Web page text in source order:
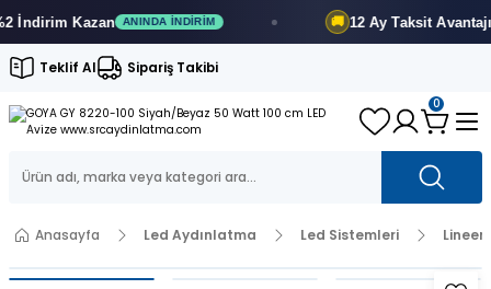
Kazan ANINDA İNDIRIM 12 Ay Taksit Avantajı
Teklif Al Sipariş Takibi
0
Anasayfa Led Aydınlatma Led Sistemleri Lineer